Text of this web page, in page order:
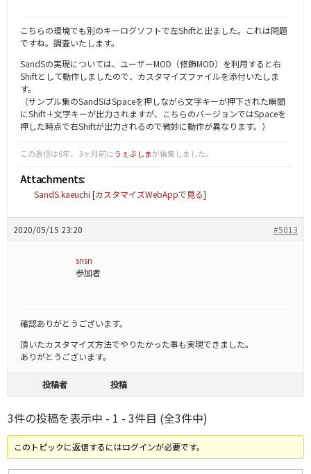
こちらの環境でも別のキーログソフトで左Shiftと出ました。これは問題
ですね。調査いたします。
SandSの実現については、ユーザーMOD（修飾MOD）を利用すると右
Shiftとして動作しましたので、カスタマイズファイルを添付いたしま
す。
（サンプル集のSandSはSpaceを押しながら文字キーが押下された瞬間
にShift＋文字キーが出力されますが、こちらのバージョンではSpaceを
押した時点で右Shiftが出力されるので微妙に動作が異なります。）
この返信は6年、 3ヶ月前にうぇぶしまが編集しました。
Attachments:
SandS.kaeuchi [カスタマイズWebAppで見る]
2020/05/15 23:20 #5013
snsn
参加者
確認ありがとうございます。
頂いたカスタマイズ方法でやりたかった事も実現できました。
ありがとうございます。
投稿者 投稿
3件の投稿を表示中 - 1 - 3件目 (全3件中)
このトピックに返信するにはログインが必要です。